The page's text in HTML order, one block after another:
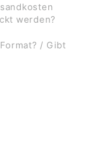
werden?
/ Gibt